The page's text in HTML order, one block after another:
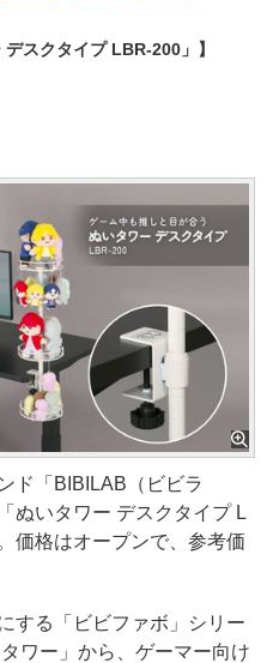
スクタイプ LBR-200」】
ド「BIBILAB（ビビラ
ぬいタワー デスクタイプ L
価格はオープンで、参考価
する「ビビファボ」シリー
ワー」から、ゲーマー向け